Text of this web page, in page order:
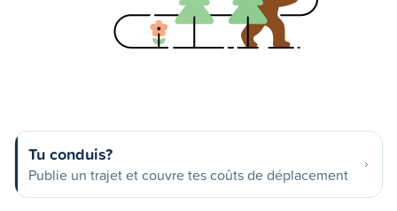
Tu conduis?
Publie un trajet et couvre tes coûts de déplacement